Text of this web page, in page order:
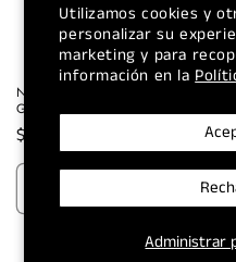
Utilizamos cookies y
personalizar su
marketing y para
información en la
Administrar
Agotado
NAPA DIESEL PLUS API 40
GALON
Precio
habitual
$17.50 USD